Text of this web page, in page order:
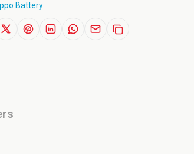
Battery